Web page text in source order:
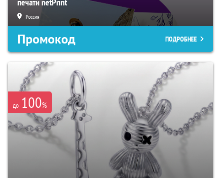
печати netPrint
Россия
Промокод ПОДРОБНЕЕ
до 100%